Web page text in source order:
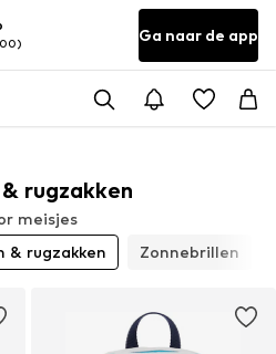
Ga naar de app
rugzakken
meisjes
& rugzakken Zonnebrillen